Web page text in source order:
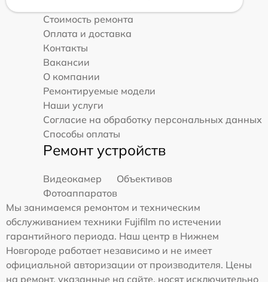
Стоимость ремонта
Оплата и доставка
Контакты
Вакансии
О компании
Ремонтируемые модели
Наши услуги
Согласие на обработку персональных данных
Способы оплаты
Ремонт устройств
Видеокамер
Объективов
Фотоаппаратов
Мы занимаемся ремонтом и техническим
обслуживанием техники Fujifilm по истечении
гарантийного периода. Наш центр в Нижнем
Новгороде работает независимо и не имеет
официальной авторизации от производителя. Цены
на ремонт, указанные на сайте, носят исключительно